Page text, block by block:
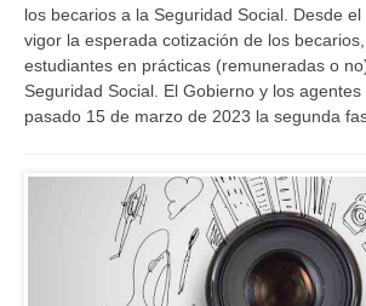
los becarios a la Seguridad Social. Desde
vigor la esperada cotización de los
estudiantes en prácticas (remuneradas o
Seguridad Social. El Gobierno y los
pasado 15 de marzo de 2023 la segunda